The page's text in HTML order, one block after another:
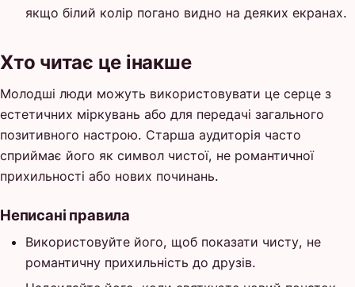
якщо білий колір погано видно на деяких екранах.
Хто читає це інакше
Молодші люди можуть використовувати це серце з
естетичних міркувань або для передачі загального
позитивного настрою. Старша аудиторія часто
сприймає його як символ чистої, не романтичної
прихильності або нових починань.
Неписані правила
Використовуйте його, щоб показати чисту, не
романтичну прихильність до друзів.